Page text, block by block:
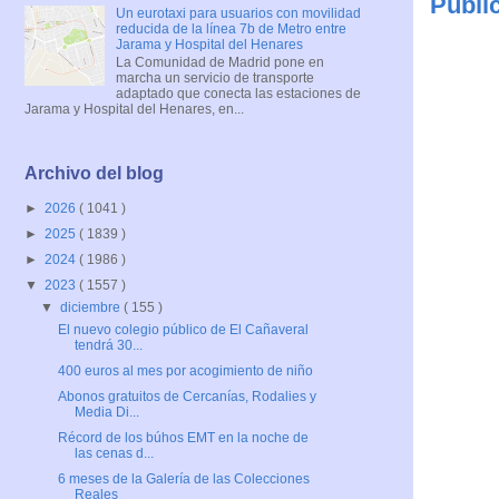
Un eurotaxi para usuarios con movilidad
reducida de la línea 7b de Metro entre
Jarama y Hospital del Henares
La Comunidad de Madrid pone en
marcha un servicio de transporte
adaptado que conecta las estaciones de
Jarama y Hospital del Henares, en...
Archivo del blog
► 2026 ( 1041 )
► 2025 ( 1839 )
► 2024 ( 1986 )
▼ 2023 ( 1557 )
▼diciembre( 155 )
El nuevo colegio público de El Cañaveral
tendrá 30...
400 euros al mes por acogimiento de niño
Abonos gratuitos de Cercanías, Rodalies y
Media Di...
Récord de los búhos EMT en la noche de
las cenas d...
6 meses de la Galería de las Colecciones
Reales